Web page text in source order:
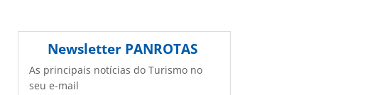
Newsletter PANROTAS
As principais notícias do Turismo no
seu e-mail